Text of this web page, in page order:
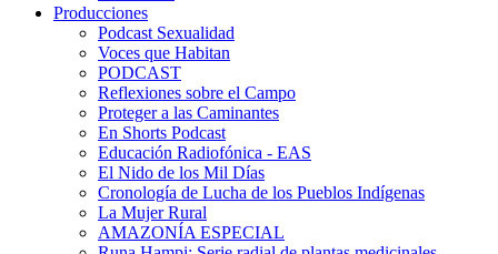
Producciones
Podcast Sexualidad
Voces que Habitan
PODCAST
Reflexiones sobre el Campo
Proteger a las Caminantes
En Shorts Podcast
Educación Radiofónica - EAS
El Nido de los Mil Días
Cronología de Lucha de los Pueblos Indígenas
La Mujer Rural
AMAZONÍA ESPECIAL